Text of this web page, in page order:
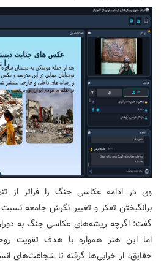
وی در ادامه عکاسی جنگ را فراتر از
برانگیختن تفکر و تغییر نگرش جامعه
گفت: اگرچه ریشه‌های عکاسی جنگ به
اما این هنر همواره با هدف تقویت
حقایق، از خرابی‌ها گرفته تا شجاعت‌های